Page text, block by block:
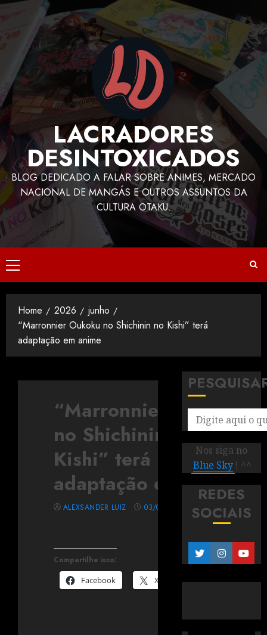
LACRADORES
DESINTOXICADOS
BLOG DEDICADO A FALAR SOBRE ANIMES, MERCADO
NACIONAL DE MANGÁS E OUTROS ASSUNTOS DA
CULTURA OTAKU.
Home 2026
junho
“Marronnier Oukoku no Shichinin no Kishi” terá
adaptação em anime
“Marronnier Oukoku
no Shichinin no
Kishi” terá
adaptação em anime
Compartilhe isso:
Facebook
X
ALEXSANDER LUIZ 03/06/2026
Nos siga no
Blue Sky ! ^^
REDES
SOCIAIS